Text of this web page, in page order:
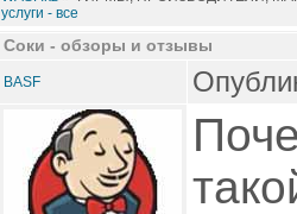
услуги - все
Соки - обзоры и отзывы
BASF